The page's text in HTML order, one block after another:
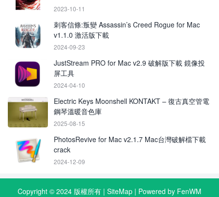
2023-10-11
刺客信條:叛變 Assassin’s Creed Rogue for Mac
v1.1.0 激活版下載
2024-09-23
JustStream PRO for Mac v2.9 破解版下載 鏡像投
屏工具
2024-04-10
Electric Keys Moonshell KONTAKT – 復古真空管電
鋼琴溫暖音色庫
2025-08-15
PhotosRevive for Mac v2.1.7 Mac台灣破解檔下載
crack
2024-12-09
Copyright © 2024 版權所有 | SiteMap | Powered by FenWM